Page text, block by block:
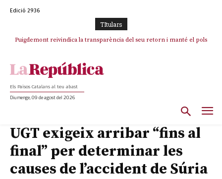
Edició 2936
TItulars
Puigdemont reivindica la transparència del seu retorn i manté el pols
Els Països Catalans al teu abast
Diumenge, 09 de agost del 2026
UGT exigeix arribar “fins al
final” per determinar les
causes de l’accident de Súria